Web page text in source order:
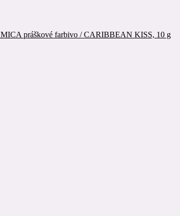
MICA práškové farbivo / CARIBBEAN KISS, 10 g